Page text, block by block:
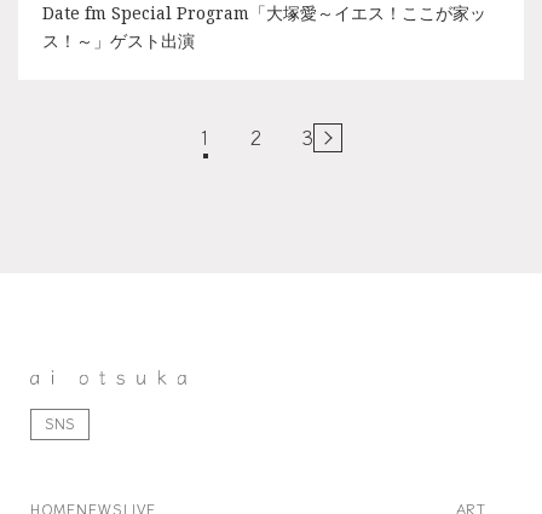
Date fm Special Program「大塚愛～イエス！ここが家ッ
ス！～」ゲスト出演
1 2 3
SNS
HOMENEWSLIVE ART